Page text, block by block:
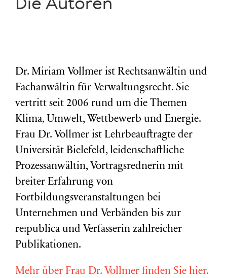
Dr. Miriam Vollmer ist Rechtsanwältin und
Fachanwältin für Verwaltungsrecht. Sie
vertritt seit 2006 rund um die Themen
Klima, Umwelt, Wettbewerb und Energie.
Frau Dr. Vollmer ist Lehrbeauftragte der
Universität Bielefeld, leidenschaftliche
Prozessanwältin, Vortragsrednerin mit
breiter Erfahrung von
Fortbildungsveranstaltungen bei
Unternehmen und Verbänden bis zur
re:publica und Verfasserin zahlreicher
Publikationen.
Mehr über Frau Dr. Vollmer finden Sie hier.